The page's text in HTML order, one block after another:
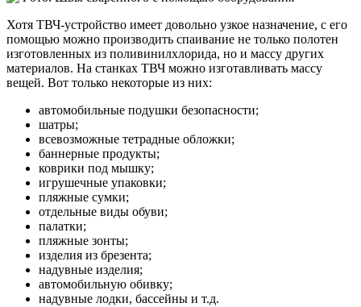
Хотя ТВЧ-устройство имеет довольно узкое назначение, с его
помощью можно производить спаивание не только полотен
изготовленных из поливинилхлорида, но и массу других
материалов. На станках ТВЧ можно изготавливать массу
вещей. Вот только некоторые из них:
автомобильные подушки безопасности;
шатры;
всевозможные тетрадные обложки;
баннерные продукты;
коврики под мышку;
игрушечные упаковки;
пляжные сумки;
отдельные виды обуви;
палатки;
пляжные зонты;
изделия из брезента;
надувные изделия;
автомобильную обивку;
надувные лодки, бассейны и т.д.